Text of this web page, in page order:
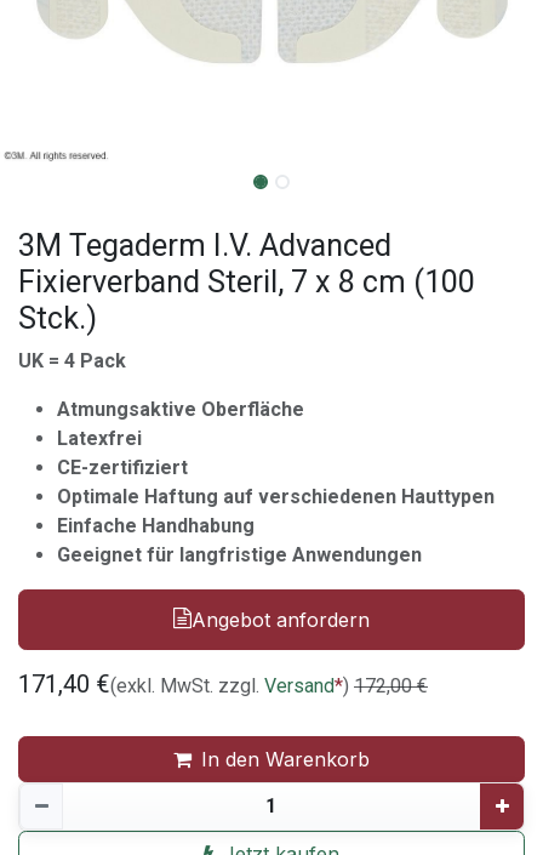
3M Tegaderm I.V. Advanced
Fixierverband Steril, 7 x 8 cm (100
Stck.)
UK = 4 Pack
Atmungsaktive Oberfläche
Latexfrei
CE-zertifiziert
Optimale Haftung auf verschiedenen Hauttypen
Einfache Handhabung
Geeignet für langfristige Anwendungen
Angebot anfordern
171,40 €(exkl. MwSt. zzgl. Versand*) 172,00€
In den Warenkorb